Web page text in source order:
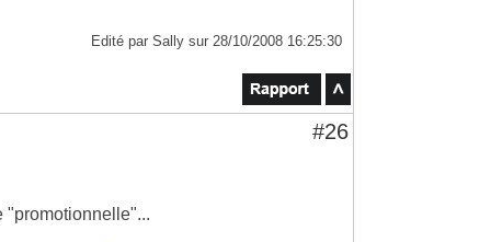
Edité par Sally sur 28/10/2008 16:25:30
#26
"promotionnelle"...